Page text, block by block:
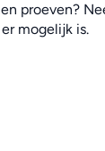
proeven?
mogelijk is.